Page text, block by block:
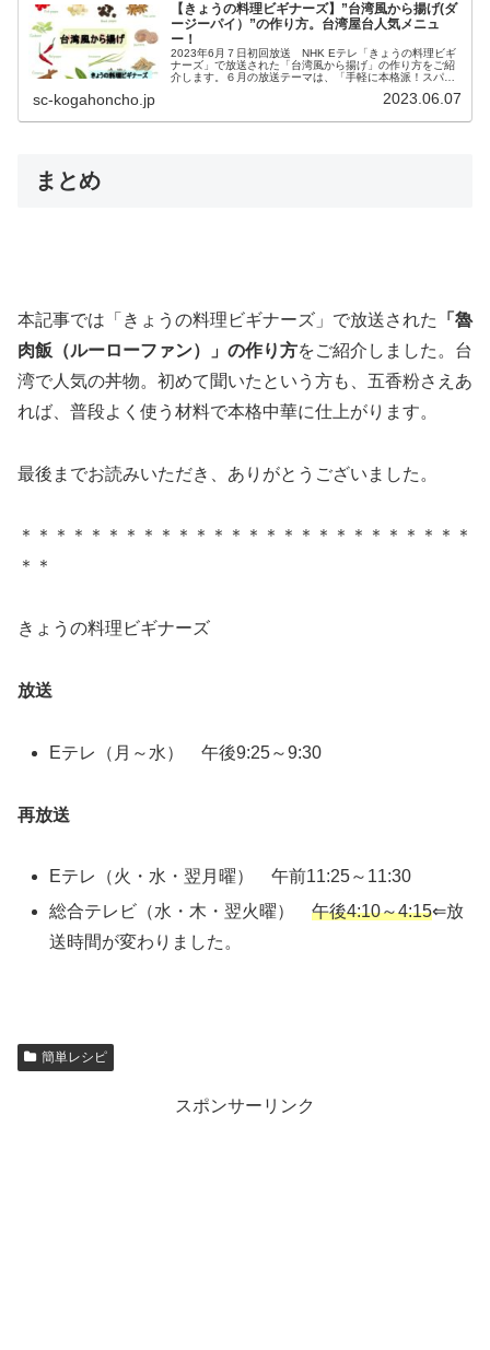
【きょうの料理ビギナーズ】”台湾風から揚げ(ダ
ージーパイ）”の作り方。台湾屋台人気メニュ
ー！
2023年6月７日初回放送 NHK Eテレ「きょうの料理ビギ
ナーズ」で放送された「台湾風から揚げ」の作り方をご紹
介します。６月の放送テーマは、「手軽に本格派！スパイ
sc-kogahoncho.jp 2023.06.07
まとめ
本記事では「きょうの料理ビギナーズ」で放送された
「魯
肉飯（ルーローファン）」 の作り方をご紹介しました。台
湾で人気の丼物。初めて聞いたという方も、五香粉さえあ
れば、普段よく使う材料で本格中華に仕上がります。
最後までお読みいただき、ありがとうございました。
＊＊＊＊＊＊＊＊＊＊＊＊＊＊＊＊＊＊＊＊＊＊＊＊＊＊
＊＊
きょうの料理ビギナーズ
放送
Eテレ（月～水） 午後9:25～9:30
再放送
Eテレ（火・水・翌月曜） 午前11:25～11:30
総合テレビ（水・木・翌火曜）午後4:10～4:15⇐放
送時間が変わりました。
簡単レシピ
スポンサーリンク